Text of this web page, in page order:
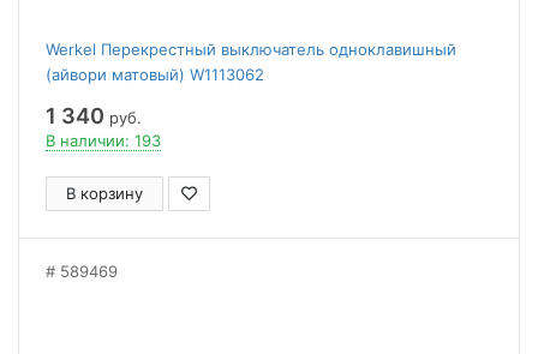
Werkel Перекрестный выключатель одноклавишный
(айвори матовый) W1113062
1 340 руб.
В наличии: 193
В корзину
589469